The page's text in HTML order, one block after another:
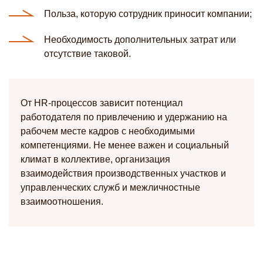
Польза, которую сотрудник приносит компании;
Необходимость дополнительных затрат или
отсутствие таковой.
От HR-процессов зависит потенциал
работодателя по привлечению и удержанию на
рабочем месте кадров с необходимыми
компетенциями. Не менее важен и социальный
климат в коллективе, организация
взаимодействия производственных участков и
управленческих служб и межличностные
взаимоотношения.